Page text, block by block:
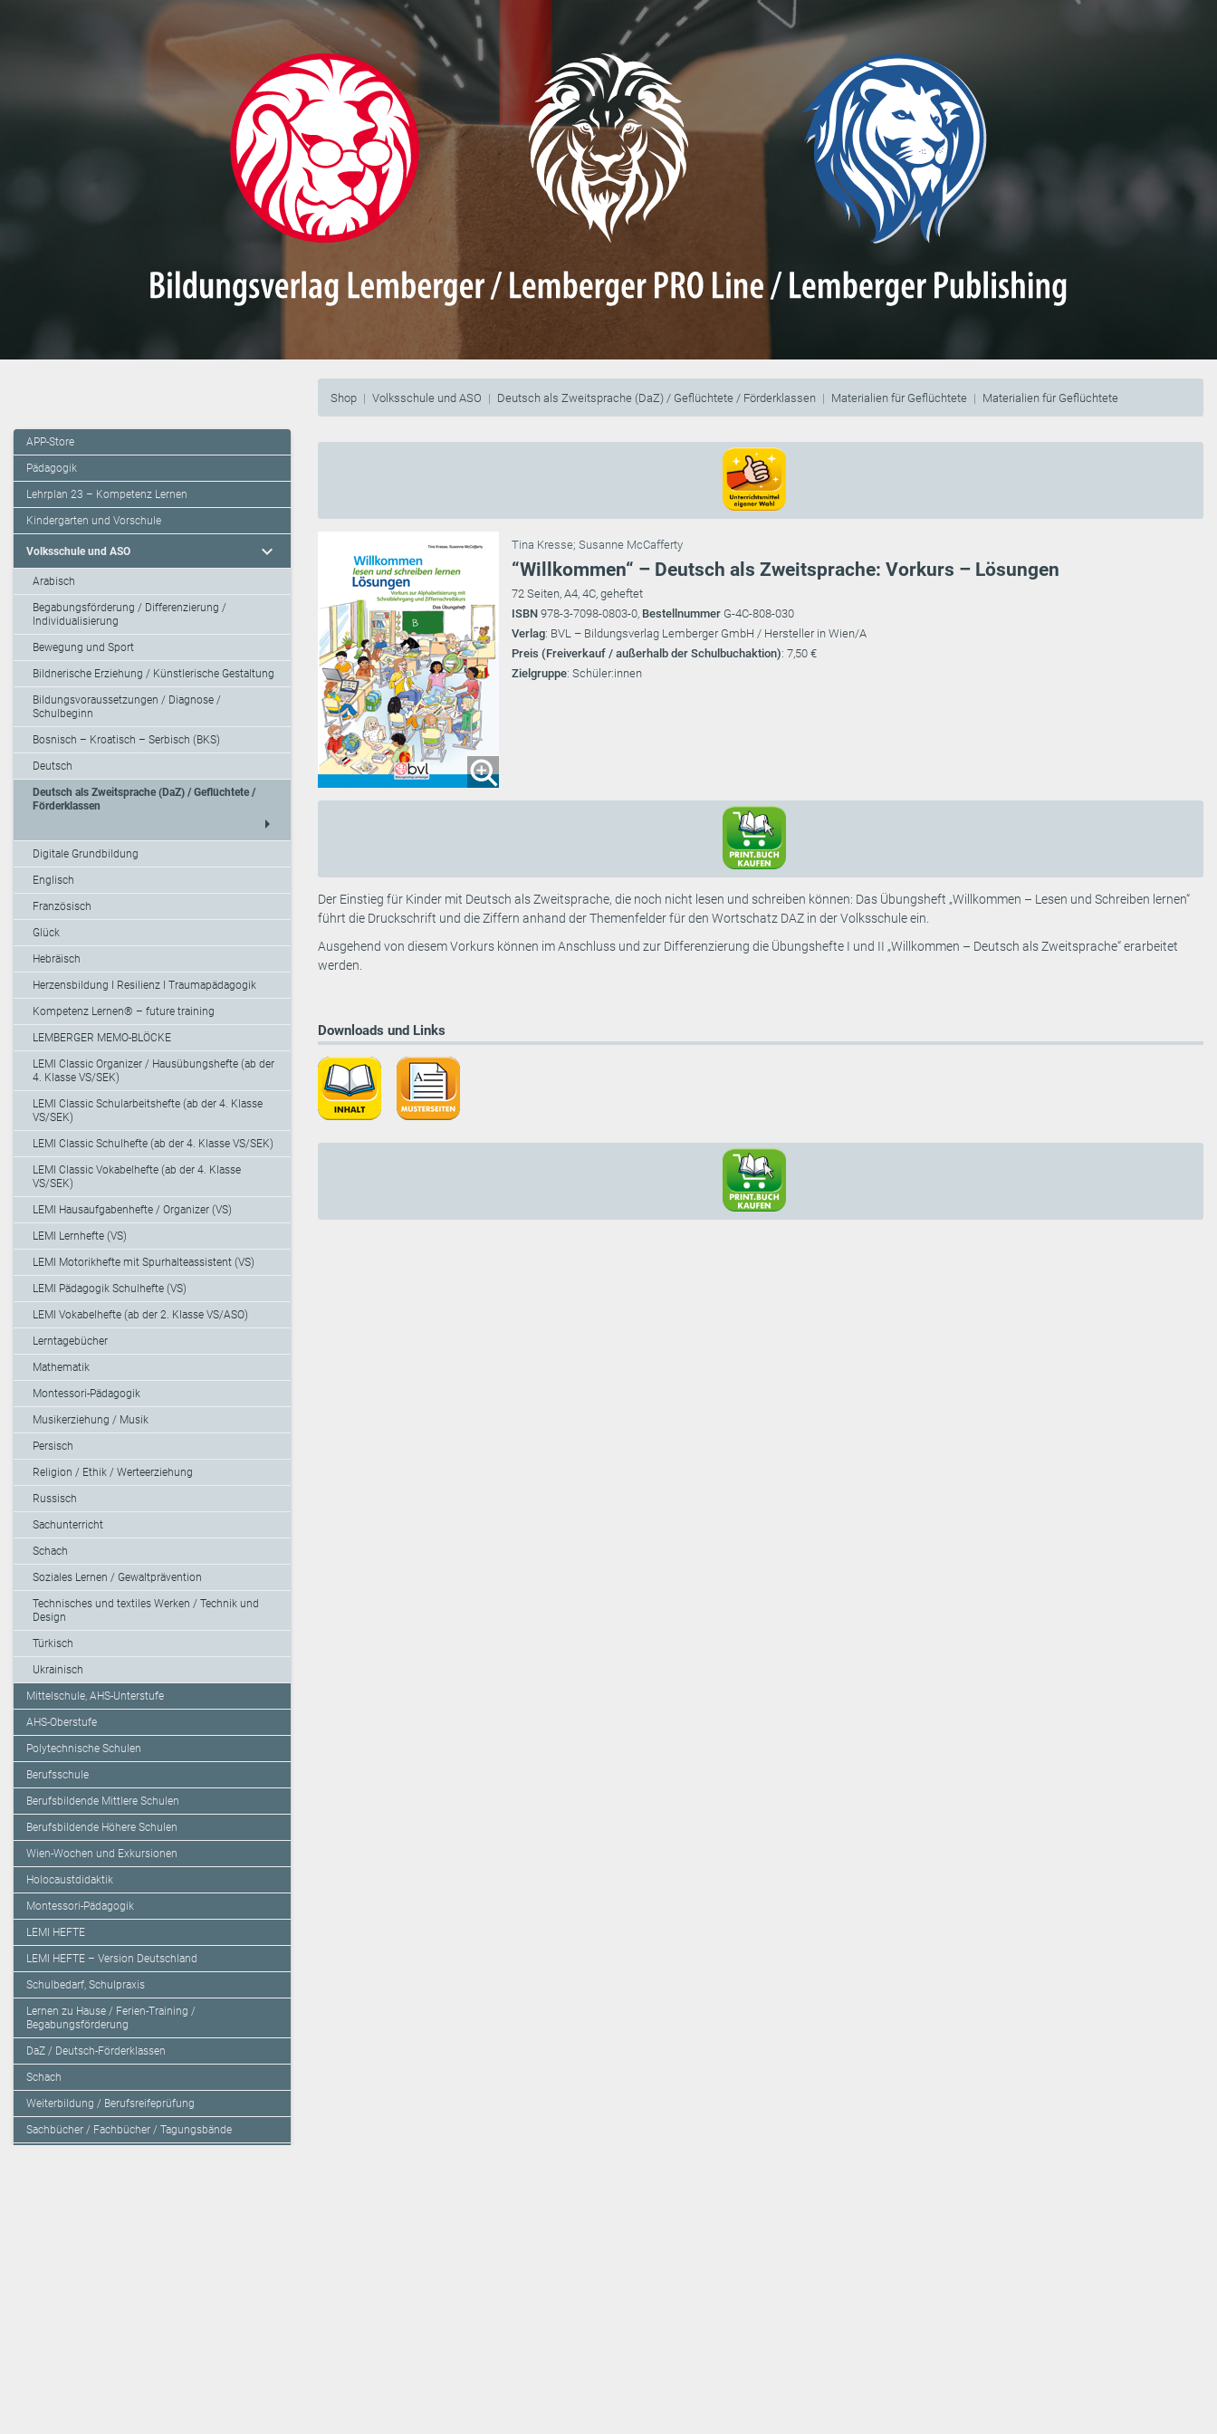
Shop Volksschule und ASO Deutsch als Zweitsprache (DaZ) / Geflüchtete / Förderklassen Materialien für Geflüchtete Materialien für Geflüchtete
APP-Store
Pädagogik
Lehrplan 23 – Kompetenz Lernen
Kindergarten und Vorschule
Volksschule und ASO expand_more
Arabisch
Begabungsförderung / Differenzierung /
Individualisierung
Bewegung und Sport
Bildnerische Erziehung / Künstlerische Gestaltung
Bildungsvoraussetzungen / Diagnose /
Schulbeginn
Bosnisch – Kroatisch – Serbisch (BKS)
Deutsch
Deutsch als Zweitsprache (DaZ) / Geflüchtete /
Förderklassen
arrow_right
Digitale Grundbildung
Englisch
Französisch
Glück
Hebräisch
Herzensbildung I Resilienz I Traumapädagogik
Kompetenz Lernen® – future training
LEMBERGER MEMO-BLÖCKE
LEMI Classic Organizer / Hausübungshefte (ab der
4. Klasse VS/SEK)
LEMI Classic Schularbeitshefte (ab der 4. Klasse
VS/SEK)
LEMI Classic Schulhefte (ab der 4. Klasse VS/SEK)
LEMI Classic Vokabelhefte (ab der 4. Klasse
VS/SEK)
LEMI Hausaufgabenhefte / Organizer (VS)
LEMI Lernhefte (VS)
LEMI Motorikhefte mit Spurhalteassistent (VS)
LEMI Pädagogik Schulhefte (VS)
LEMI Vokabelhefte (ab der 2. Klasse VS/ASO)
Lerntagebücher
Mathematik
Montessori-Pädagogik
Musikerziehung / Musik
Persisch
Religion / Ethik / Werteerziehung
Russisch
Sachunterricht
Schach
Soziales Lernen / Gewaltprävention
Technisches und textiles Werken / Technik und
Design
Türkisch
Ukrainisch
Mittelschule, AHS-Unterstufe
AHS-Oberstufe
Polytechnische Schulen
Berufsschule
Berufsbildende Mittlere Schulen
Berufsbildende Höhere Schulen
Wien-Wochen und Exkursionen
Holocaustdidaktik
Montessori-Pädagogik
LEMI HEFTE
LEMI HEFTE – Version Deutschland
Schulbedarf, Schulpraxis
Lernen zu Hause / Ferien-Training /
Begabungsförderung
DaZ / Deutsch-Förderklassen
Schach
Weiterbildung / Berufsreifeprüfung
Sachbücher / Fachbücher / Tagungsbände
Tina Kresse; Susanne McCafferty
“Willkommen“ – Deutsch als Zweitsprache: Vorkurs – Lösungen
72 Seiten, A4, 4C, geheftet
ISBN 978-3-7098-0803-0, Bestellnummer G-4C-808-030
Verlag: BVL – Bildungsverlag Lemberger GmbH / Hersteller in Wien/A
Preis (Freiverkauf / außerhalb der Schulbuchaktion): 7,50 €
Zielgruppe: Schüler:innen
Der Einstieg für Kinder mit Deutsch als Zweitsprache, die noch nicht lesen und schreiben können: Das Übungsheft „Willkommen – Lesen und Schreiben lernen“
führt die Druckschrift und die Ziffern anhand der Themenfelder für den Wortschatz DAZ in der Volksschule ein.
Ausgehend von diesem Vorkurs können im Anschluss und zur Differenzierung die Übungshefte I und II „Willkommen – Deutsch als Zweitsprache“ erarbeitet
werden.
Downloads und Links